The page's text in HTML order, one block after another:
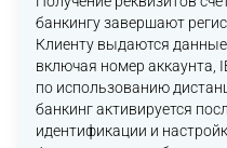
банкингу завершают
Клиенту выдаются
включая номер аккаунта,
по использованию
банкинг активируется
идентификации и